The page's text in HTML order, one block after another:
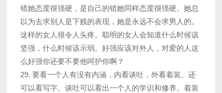
错她态度很强硬，是自己的错她同样态度很强硬。她总
以为去求别人是下贱的表现，她是永远不会求男人的。
这样的女人很令人头疼。聪明的女人会知道什么时候该
坚强，什么时候该示弱。好强应该对外人，对爱的人这
么好强你还要不要他呵护你啊？
29. 要看一个人有没有内涵，内看谈吐，外看着装。还
可以看写字。谈吐可以看出一个人的学识和修养。着装